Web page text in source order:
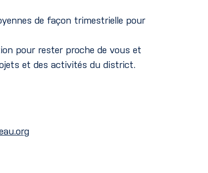
de façon trimestrielle pour
pour rester proche de vous et
et des activités du district.